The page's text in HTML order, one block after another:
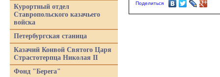
Поделиться
Курортный отдел
Ставропольского казачьего
войска
Петербургская станица
Казачий Конвой Святого Царя
Страстотерпца Николая II
Фонд "Берега"